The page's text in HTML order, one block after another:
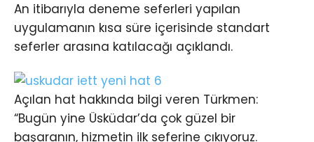
An itibarıyla deneme seferleri yapılan
uygulamanın kısa süre içerisinde standart
seferler arasına katılacağı açıklandı.
Açılan hat hakkında bilgi veren Türkmen:
“Bugün yine Üsküdar’da çok güzel bir
başaranın, hizmetin ilk seferine çıkıyoruz.